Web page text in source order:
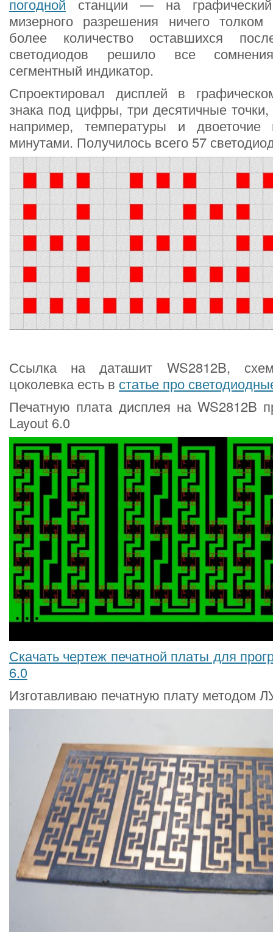
погодной станции — на
мизерного разрешения ничего
более количество оставшихся
светодиодов решило все
сегментный индикатор.
Спроектировал дисплей в
знака под цифры, три десятичные
например, температуры и
минутами. Получилось всего 57
Ссылка на даташит WS2812B,
цоколевка есть в статье про
Печатную плата дисплея на WS2812B
Layout 6.0
Скачать чертеж печатной платы для
6.0
Изготавливаю печатную плату методом